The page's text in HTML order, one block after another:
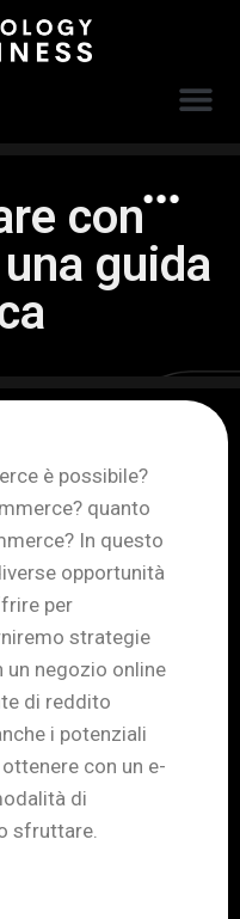
con
guida
è possibile?
quanto
In questo
opportunità
per
strategie
negozio online
di reddito
i potenziali
con un e-
di
sfruttare.